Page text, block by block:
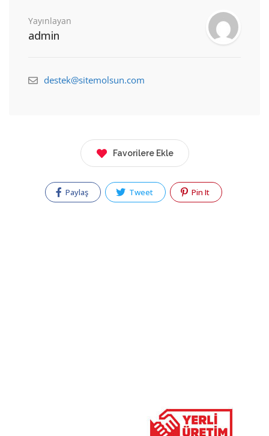
Yayınlayan
admin
destek@sitemolsun.com
Favorilere Ekle
Paylaş Tweet Pin It